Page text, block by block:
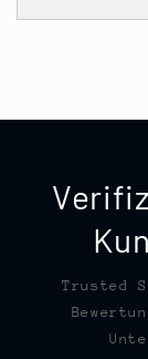
Trusted